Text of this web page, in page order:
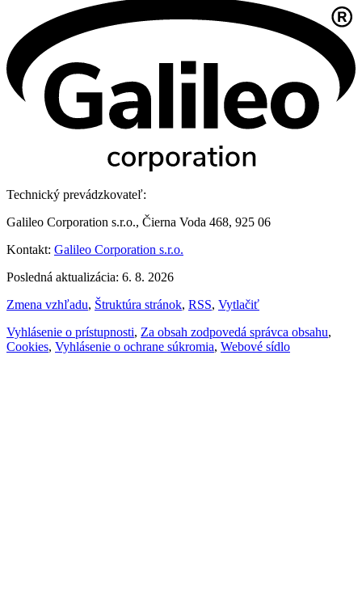
Technický prevádzkovateľ:
Galileo Corporation s.r.o., Čierna Voda 468, 925 06
Kontakt: Galileo Corporation s.r.o.
Posledná aktualizácia: 6. 8. 2026
Zmena vzhľadu, Štruktúra stránok, RSS, Vytlačiť
Vyhlásenie o prístupnosti, Za obsah zodpovedá správca obsahu,
Cookies, Vyhlásenie o ochrane súkromia, Webové sídlo